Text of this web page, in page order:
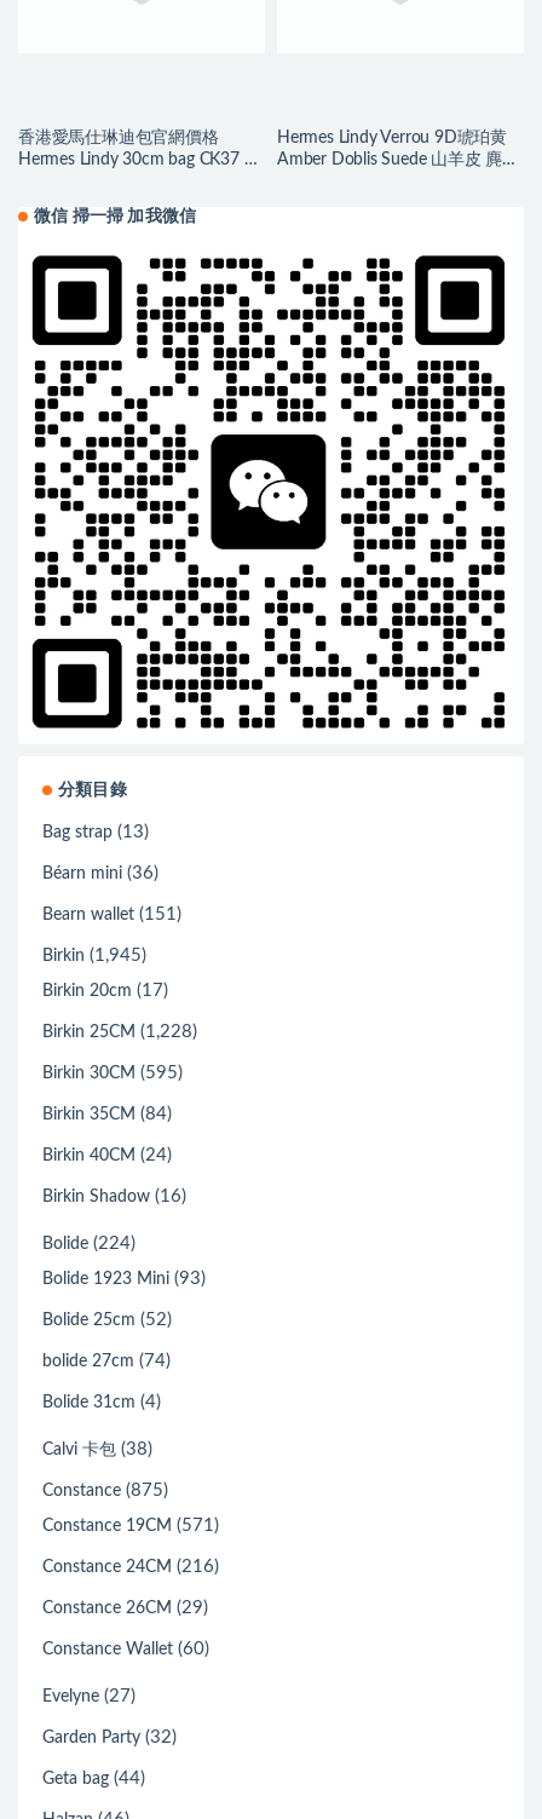
香港愛馬仕琳迪包官網價格
Hermes Lindy 30cm bag CK37 金
Hermes Lindy Verrou 9D琥珀黄
Amber Doblis Suede 山羊皮 麂皮
微信 掃一掃 加我微信
分類目錄
Bag strap (13)
Béarn mini (36)
Bearn wallet (151)
Birkin (1,945)
Birkin 20cm (17)
Birkin 25CM (1,228)
Birkin 30CM (595)
Birkin 35CM (84)
Birkin 40CM (24)
Birkin Shadow (16)
Bolide (224)
Bolide 1923 Mini (93)
Bolide 25cm (52)
bolide 27cm (74)
Bolide 31cm (4)
Calvi 卡包 (38)
Constance (875)
Constance 19CM (571)
Constance 24CM (216)
Constance 26CM (29)
Constance Wallet (60)
Evelyne (27)
Garden Party (32)
Geta bag (44)